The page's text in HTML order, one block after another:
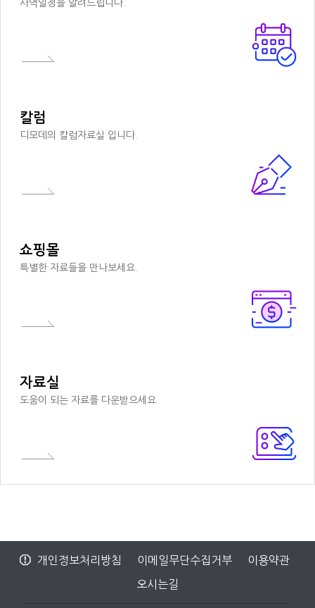
사역일정을 알려드립니다.
칼럼
디모데의 칼럼자료실 입니다.
쇼핑몰
특별한 자료들을 만나보세요.
자료실
도움이 되는 자료를 다운받으세요.
개인정보처리방침 이메일무단수집거부 이용약관
오시는길